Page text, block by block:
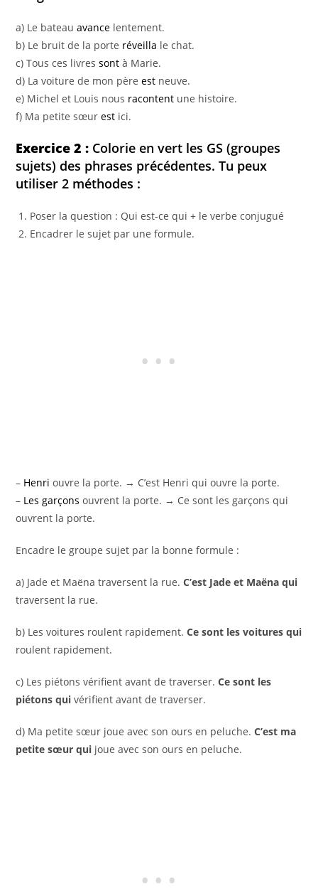
a) Le bateauavance lentement.
b) Le bruit de la porte réveilla le chat.
c) Tous ces livressont à Marie.
d) La voiture de mon pèreest neuve.
e) Michel et Louis nous racontent une histoire.
f) Ma petite sœurest ici.
Exercice 2 : Colorie en vert les GS (groupes
sujets) des phrases précédentes. Tu peux
utiliser 2 méthodes :
Poser la question : Qui est-ce qui + le verbe conjugué
Encadrer le sujet par une formule.
– Henri ouvre la porte. → C’est Henri qui ouvre la porte.
– Les garçons ouvrent la porte. → Ce sont les garçons qui
ouvrent la porte.
Encadre le groupe sujet par la bonne formule :
a) Jade et Maëna traversent la rue.C’est Jade et Maëna qui
traversent la rue.
b) Les voitures roulent rapidement.Ce sont les voitures qui
roulent rapidement.
c) Les piétons vérifient avant de traverser.Ce sont les
piétons qui vérifient avant de traverser.
d) Ma petite sœur joue avec son ours en peluche.C’est ma
petite sœur qui joue avec son ours en peluche.